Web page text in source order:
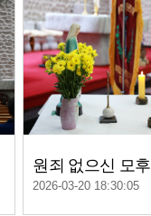
2026-03-20 18:30:05